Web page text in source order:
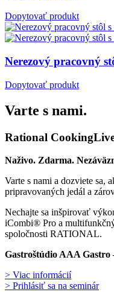
Dopytovať produkt
Nerezový pracovný
Dopytovať produkt
Varte s nami.
Rational
Naživo. Zdarma.
Varte s nami a dozviete sa,
pripravovaných jedál a
Nechajte sa inšpirovať
iCombi® Pro a
spoločnosti RATIONAL.
Gastroštúdio AAA Gastro
> Viac informácií
> Prihlásiť sa na seminár